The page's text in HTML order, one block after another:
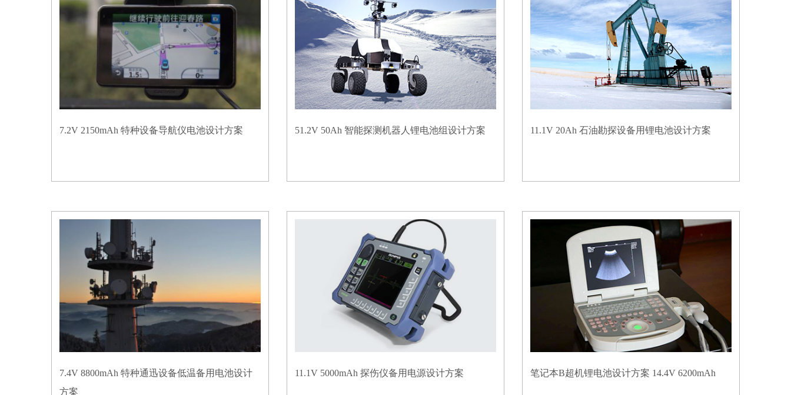
7.2V 2150mAh 特种设备导航仪电池设计方案 51.2V 50Ah 智能探测机器人锂电池组设计方案 11.1V 20Ah 石油勘探设备用锂电池设计方案
7.4V 8800mAh 特种通迅设备低温备用电池设计
方案
11.1V 5000mAh 探伤仪备用电源设计方案 笔记本B超机锂电池设计方案 14.4V 6200mAh